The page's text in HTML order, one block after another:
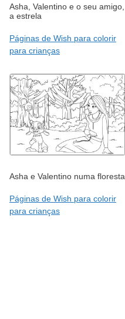
Asha, Valentino e o seu amigo,
a estrela
Páginas de Wish para colorir
para crianças
Asha e Valentino numa floresta
Páginas de Wish para colorir
para crianças